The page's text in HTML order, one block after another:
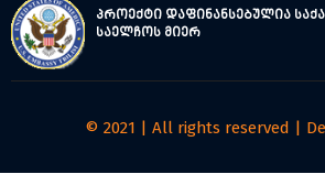
პროექტი დაფინანსებულია
საელჩოს მიერ
© 2021 | All rights reserved |